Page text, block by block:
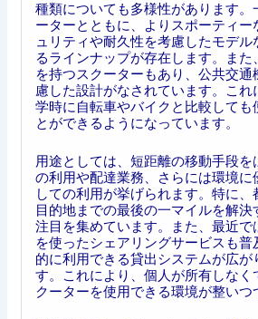
種類についても多様性があります。
ーターとともに、よりスポーティー
ュリティや耐久性を考慮したモデル
るラインナップが存在します。また
を持つスクーターもあり、公共交通
慮した設計がなされています。これ
学時に自転車やバイクと比較しても
とができるようになっています。
用途としては、短距離の移動手段を
の利用や配達業務、さらには環境に
しての利用が挙げられます。特に、
目的地までの最後の一マイルを解決
注目を集めています。また、最近で
を使ったシェアリングサービスも普
的に利用できる貸出システムが広が
す。これにより、個人が所有しなく
クーターを使用できる環境が整いつ